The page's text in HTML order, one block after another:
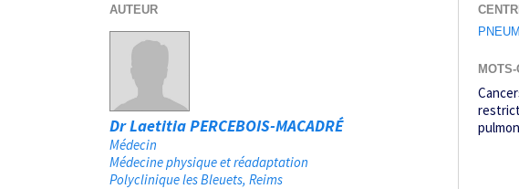
AUTEUR
Dr Laetitia PERCEBOIS-MACADRÉ
Médecin
Médecine physique et réadaptation
Polyclinique les Bleuets Reims